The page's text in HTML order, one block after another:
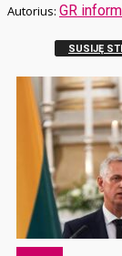
GR
SUSIJĘ